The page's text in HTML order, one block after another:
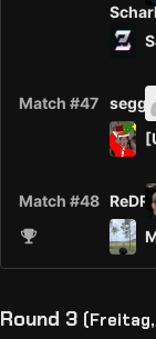
Match #47
Match #48
Round 3